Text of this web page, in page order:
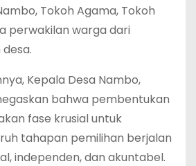
Tokoh Agama, Tokoh
perwakilan warga dari
Kepala Desa Nambo,
bahwa pembentukan
fase krusial untuk
tahapan pemilihan berjalan
independen, dan akuntabel.